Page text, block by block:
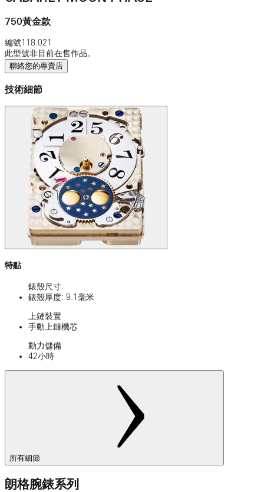
750黃金款
編號118.021
此型號非目前在售作品。
聯絡您的專賣店
技術細節
特點
錶殼尺寸
錶殼厚度: 9.1毫米
上鏈裝置
手動上鏈機芯
動力儲備
42小時
所有細節
朗格腕錶系列